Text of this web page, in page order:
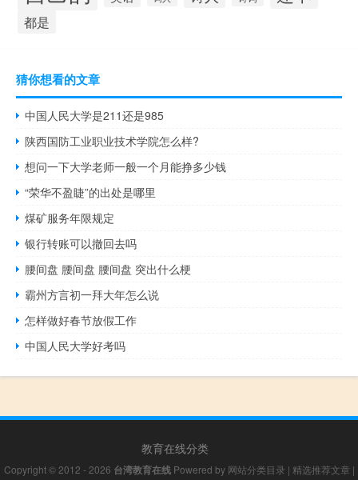
都是
猜你想看的文章
中国人民大学是211还是985
陕西国防工业职业技术学院怎么样?
想问一下大学老师一般一个月能挣多少钱
“荣华不盈睫”的出处是哪里
煤矿服务年限规定
银行转账可以撤回去吗
腰间盘 腰间盘 腰间盘 突出什么梗
霸州方言初一拜大年怎么说
怎样做好春节放假工作
中国人民大学好考吗
教育在线分类
Copyright © 2012 - 2026 台湾教育在线Powered by 网站分类目录 | 精选推荐文章 |